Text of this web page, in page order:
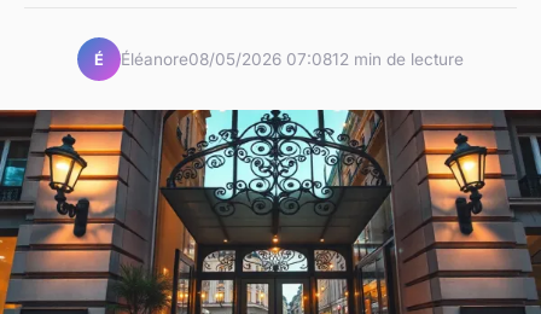
É Éléanore08/05/2026 07:0812 min de lecture